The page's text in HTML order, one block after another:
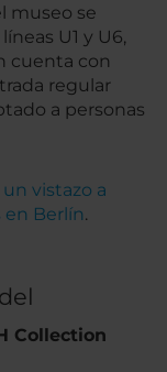
museo se
U1 y U6,
cuenta con
regular
a personas
un vistazo a
Berlín.
Collection